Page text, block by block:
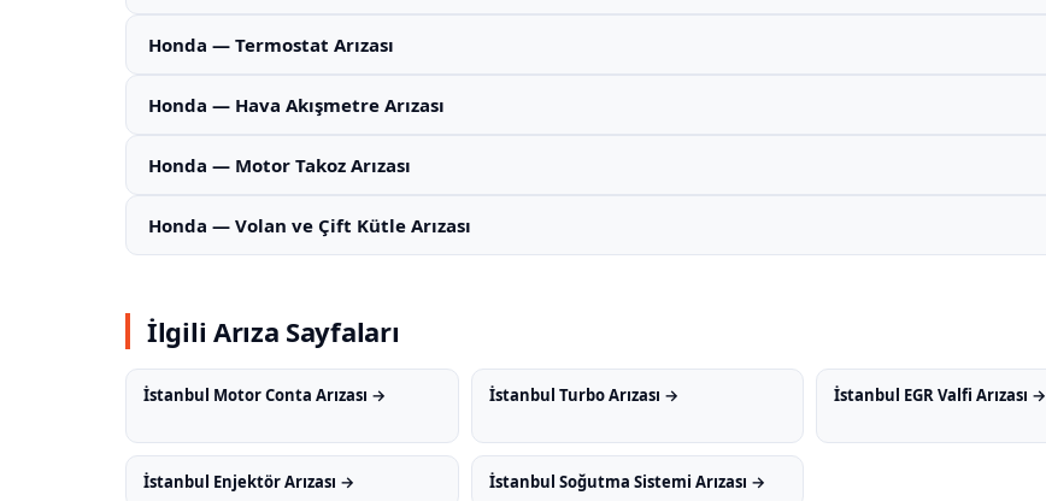
Honda — Termostat Arızası
Honda — Hava Akışmetre Arızası
Honda — Motor Takoz Arızası
Honda — Volan ve Çift Kütle Arızası
İlgili Arıza Sayfaları
İstanbul Motor Conta Arızası → İstanbul Turbo Arızası → İstanbul EGR Valfi Arızası →
İstanbul Enjektör Arızası → İstanbul Soğutma Sistemi Arızası →